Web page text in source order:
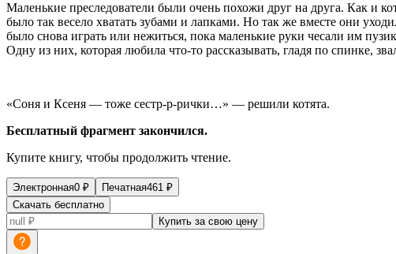
Маленькие преследователи были очень похожи друг на друга. Как и
было так весело хватать зубами и лапками. Но так же вместе они
было снова играть или нежиться, пока маленькие руки чесали им
Одну из них, которая любила что-то рассказывать, гладя по спинке,
«Соня и Ксеня — тоже сестр-р-рички…» — решили котята.
Бесплатный фрагмент закончился.
Купите книгу, чтобы продолжить чтение.
Электронная0 ₽ Печатная461 ₽
Скачать бесплатно
Купить за свою цену